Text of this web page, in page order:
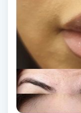
Medicinsk massage
Meditation
Medium
Megavolymfransar